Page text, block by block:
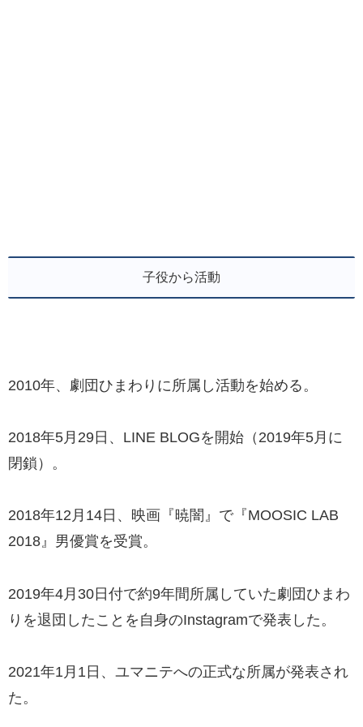
子役から活動
2010年、劇団ひまわりに所属し活動を始める。
2018年5月29日、LINE BLOGを開始（2019年5月に
閉鎖）。
2018年12月14日、映画『暁闇』で『MOOSIC LAB
2018』男優賞を受賞。
2019年4月30日付で約9年間所属していた劇団ひまわ
りを退団したことを自身のInstagramで発表した。
2021年1月1日、ユマニテへの正式な所属が発表され
た。